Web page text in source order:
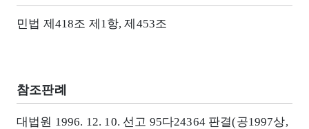
민법 제418조 제1항, 제453조
참조판례
대법원 1996. 12. 10. 선고 95다24364 판결(공1997상,